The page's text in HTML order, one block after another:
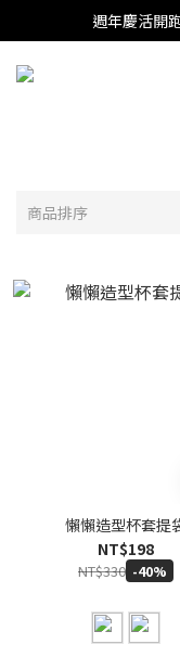
週年慶活開
週年慶活開
商品排序
懶懶造型杯套提
NT$198
NT$330 -40%